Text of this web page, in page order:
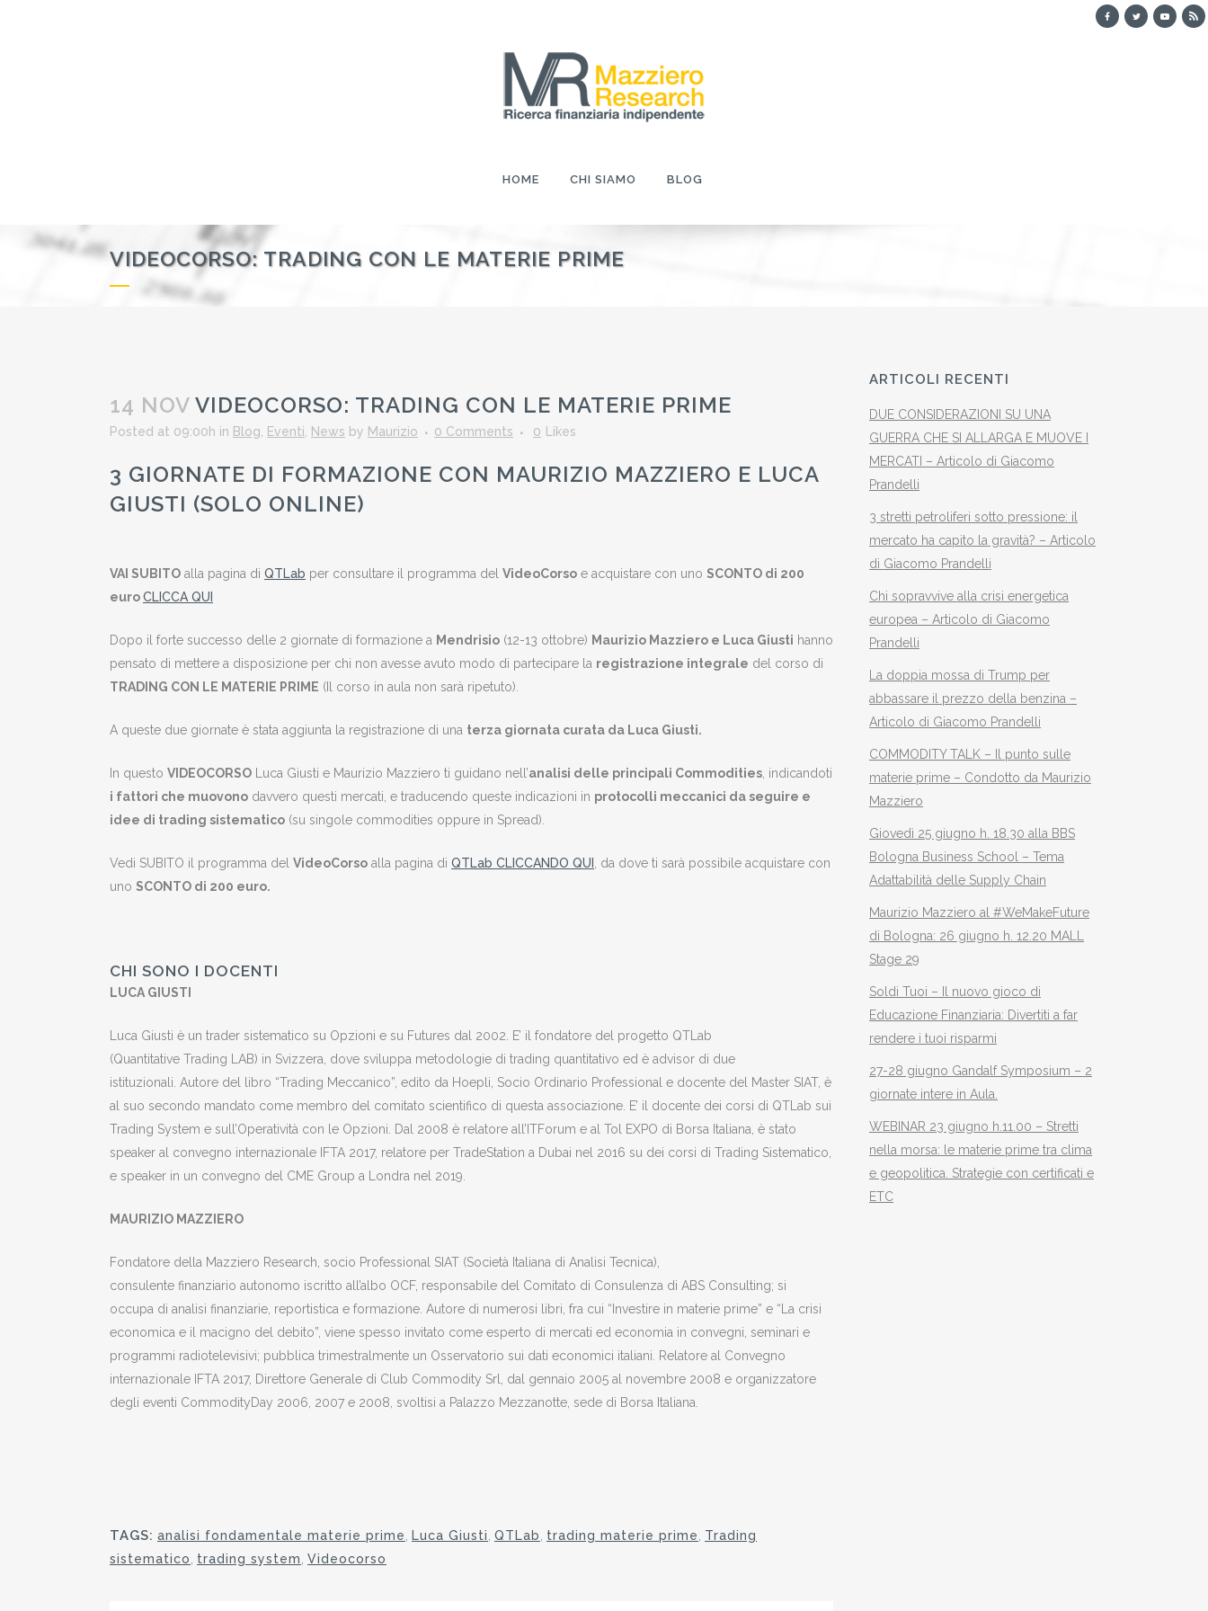
HOME CHI SIAMO BLOG
VIDEOCORSO: TRADING CON LE MATERIE PRIME
14 NOV VIDEOCORSO: TRADING CON LE MATERIE PRIME
Posted at 09:00h in Blog Eventi News by Maurizio 0 Comments 0 Likes
3 GIORNATE DI FORMAZIONE CON MAURIZIO MAZZIERO E LUCA
GIUSTI (SOLO ONLINE)
VAI SUBITO alla pagina di QTLab per consultare il programma del VideoCorso e acquistare con uno SCONTO di 200
euroCLICCA QUI
Dopo il forte successo delle 2 giornate di formazione a Mendrisio (12-13 ottobre) Maurizio Mazziero e Luca Giusti hanno
pensato di mettere a disposizione per chi non avesse avuto modo di partecipare la registrazione integrale del corso di
TRADING CON LE MATERIE PRIME (Il corso in aula non sarà ripetuto).
A queste due giornate è stata aggiunta la registrazione di una terza giornata curata da Luca Giusti.
In questo VIDEOCORSO Luca Giusti e Maurizio Mazziero ti guidano nell’analisi delle principali Commodities , indicandoti
i fattori che muovono davvero questi mercati, e traducendo queste indicazioni in protocolli meccanici da seguire e
idee di trading sistematico (su singole commodities oppure in Spread).
Vedi SUBITO il programma del VideoCorso alla pagina di QTLab CLICCANDO QUI
, da dove ti sarà possibile acquistare con
uno SCONTO di 200 euro.
CHI SONO I DOCENTI
LUCA GIUSTI
Luca Giusti è un trader sistematico su Opzioni e su Futures dal 2002. E’ il fondatore del progetto QTLab
(Quantitative Trading LAB) in Svizzera, dove sviluppa metodologie di trading quantitativo ed è advisor di due
istituzionali. Autore del libro “Trading Meccanico”, edito da Hoepli, Socio Ordinario Professional e docente del Master SIAT, è
al suo secondo mandato come membro del comitato scientifico di questa associazione. E’ il docente dei corsi di QTLab sui
Trading System e sull’Operatività con le Opzioni. Dal 2008 è relatore all’ITForum e al Tol EXPO di Borsa Italiana, è stato
speaker al convegno internazionale IFTA 2017, relatore per TradeStation a Dubai nel 2016 su dei corsi di Trading Sistematico,
e speaker in un convegno del CME Group a Londra nel 2019.
MAURIZIO MAZZIERO
Fondatore della Mazziero Research, socio Professional SIAT (Società Italiana di Analisi Tecnica),
consulente finanziario autonomo iscritto all’albo OCF, responsabile del Comitato di Consulenza di ABS Consulting; si
occupa di analisi finanziarie, reportistica e formazione. Autore di numerosi libri, fra cui “Investire in materie prime” e “La crisi
economica e il macigno del debito”, viene spesso invitato come esperto di mercati ed economia in convegni, seminari e
programmi radiotelevisivi; pubblica trimestralmente un Osservatorio sui dati economici italiani. Relatore al Convegno
internazionale IFTA 2017, Direttore Generale di Club Commodity Srl, dal gennaio 2005 al novembre 2008 e organizzatore
degli eventi CommodityDay 2006, 2007 e 2008, svoltisi a Palazzo Mezzanotte, sede di Borsa Italiana.
TAGS: analisi fondamentale materie prime Luca Giusti QTLab trading materie prime
Trading
sistematico
trading system Videocorso
ARTICOLI RECENTI
DUE CONSIDERAZIONI SU UNA
GUERRA CHE SI ALLARGA E MUOVE I
MERCATI – Articolo di Giacomo
Prandelli
3 stretti petroliferi sotto pressione: il
mercato ha capito la gravità? – Articolo
di Giacomo Prandelli
Chi sopravvive alla crisi energetica
europea – Articolo di Giacomo
Prandelli
La doppia mossa di Trump per
abbassare il prezzo della benzina –
Articolo di Giacomo Prandelli
COMMODITY TALK – Il punto sulle
materie prime – Condotto da Maurizio
Mazziero
Giovedì 25 giugno h. 18.30 alla BBS
Bologna Business School – Tema
Adattabilità delle Supply Chain
Maurizio Mazziero al #WeMakeFuture
di Bologna: 26 giugno h. 12.20 MALL
Stage 29
Soldi Tuoi – Il nuovo gioco di
Educazione Finanziaria: Divertiti a far
rendere i tuoi risparmi
27-28 giugno Gandalf Symposium – 2
giornate intere in Aula.
WEBINAR 23 giugno h.11.00 – Stretti
nella morsa: le materie prime tra clima
e geopolitica. Strategie con certificati e
ETC